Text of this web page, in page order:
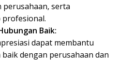
serta
Baik:
dapat membantu
dengan perusahaan dan